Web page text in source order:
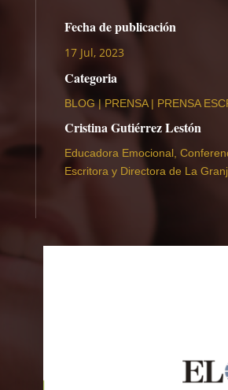
Fecha de publicación
17 Jul, 2023
Categoria
BLOG| PRENSA| PRENSA
Cristina Gutiérrez Lestón
Educadora Emocional,
Escritora y Directora de La